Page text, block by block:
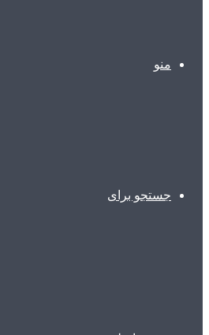
منو
جستجو برای